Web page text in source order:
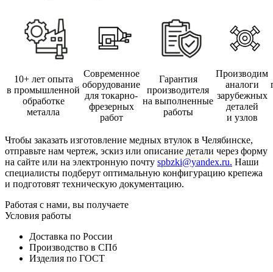
10+ лет опыта
в промышленной
обработке
металла
Современное
оборудование
для токарно-
фрезерных
работ
Гарантия
производителя
на выполненные
работы
Производим
аналоги
зарубежных
деталей
и узлов
Чтобы заказать изготовление медных втулок в Челябинске,
отправьте нам чертеж, эскиз или описание детали через форму
на сайте или на электронную почту spbzki@yandex.ru. Наши
специалисты подберут оптимальную конфигурацию крепежа
и подготовят техническую документацию.
Работая с нами, вы получаете
Условия работы
Доставка по России
Производство в СПб
Изделия по ГОСТ